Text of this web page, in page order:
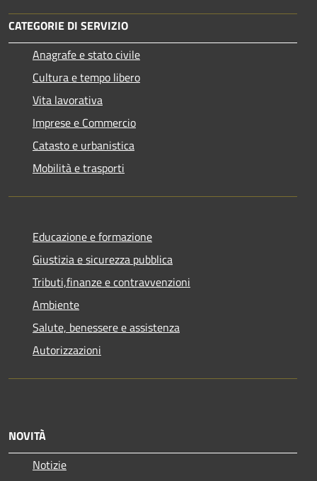
CATEGORIE DI SERVIZIO
Anagrafe e stato civile
Cultura e tempo libero
Vita lavorativa
Imprese e Commercio
Catasto e urbanistica
Mobilità e trasporti
Educazione e formazione
Giustizia e sicurezza pubblica
Tributi,finanze e contravvenzioni
Ambiente
Salute, benessere e assistenza
Autorizzazioni
NOVITÀ
Notizie